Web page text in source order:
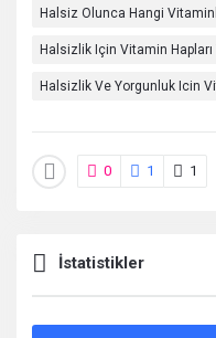
Halsiz Olunca Hangi
Halsizlik Için Vitamin Hapları
Halsizlik Ve Yorgunluk Icin
0 1 1
İstatistikler